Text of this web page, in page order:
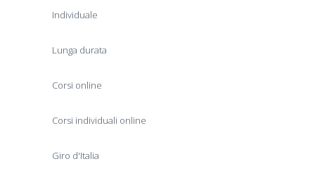
Individuale
Lunga durata
Corsi online
Corsi individuali online
Giro d'Italia